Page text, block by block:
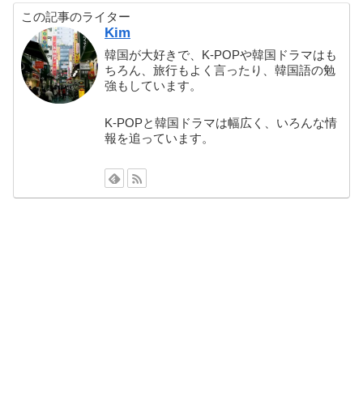
この記事のライター
Kim
韓国が大好きで、K-POPや韓国ドラマはも
ちろん、旅行もよく言ったり、韓国語の勉
強もしています。
K-POPと韓国ドラマは幅広く、いろんな情
報を追っています。